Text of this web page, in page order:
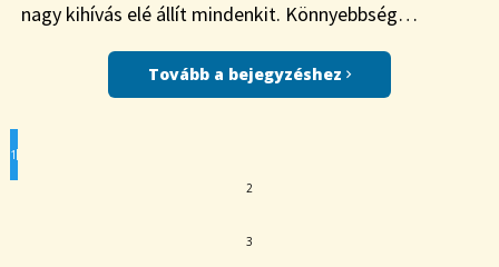
nagy kihívás elé állít mindenkit. Könnyebbség…
Tovább a bejegyzéshez
1
2
3